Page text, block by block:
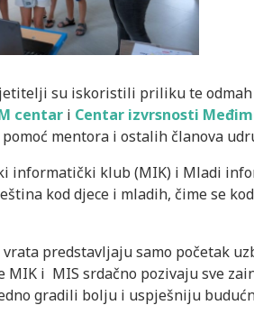
su iskoristili priliku te
centar i Centar izvrsnosti
mentora i ostalih članova
informatički klub (MIK) i Mladi
kod djece i mladih, čime se
predstavljaju samo početak
MIK i MIS srdačno pozivaju sve
gradili bolju i uspješniju